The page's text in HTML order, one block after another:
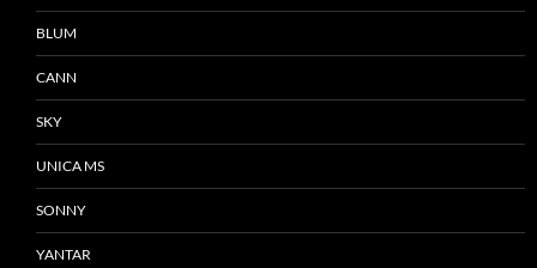
BLUM
CANN
SKY
UNICA MS
SONNY
YANTAR